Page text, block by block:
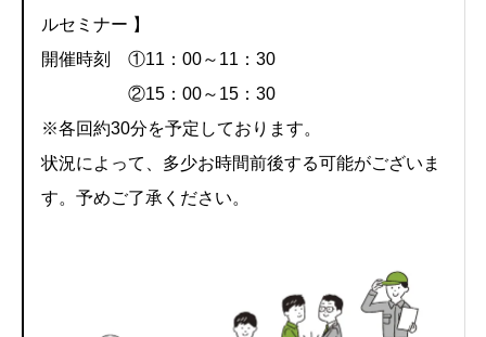
ルセミナー 】
開催時刻 ①11：00～11：30
②15：00～15：30
※各回約30分を予定しております。
状況によって、多少お時間前後する可能がございま
す。予めご了承ください。